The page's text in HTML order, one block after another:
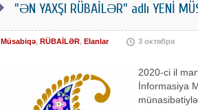
"ƏN YAXŞI RÜBAİLƏR" adlı YENİ
Müsabiqə, RÜBAİLƏR, Elanlar 3 октября
2020-ci il
İnformasiya